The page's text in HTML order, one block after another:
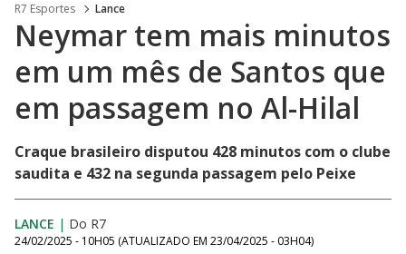
R7 Esportes Lance
Neymar tem mais minutos
em um mês de Santos que
em passagem no Al-Hilal
Craque brasileiro disputou 428 minutos com o clube
saudita e 432 na segunda passagem pelo Peixe
LANCE | Do R7
24/02/2025 - 10H05 (ATUALIZADO EM 23/04/2025 - 03H04)